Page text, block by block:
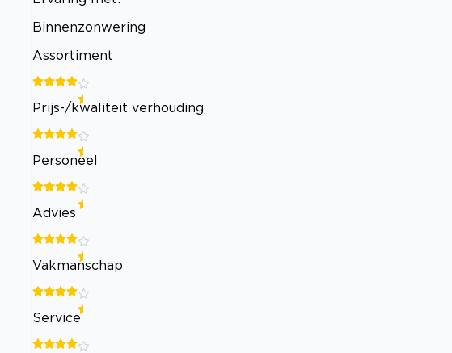
Binnenzonwering
Assortiment
Prijs-/kwaliteit verhouding
Personeel
Advies
Vakmanschap
Service